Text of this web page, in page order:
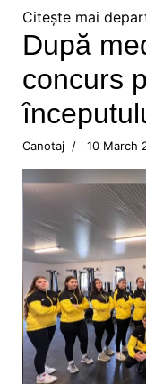
Obiective
Un titlu
Ionuț Măriuța
Pietrenii,
Ina
Gabriel Stan,
Medalii
Citește mai
După
concurs
Canotaj 10 March